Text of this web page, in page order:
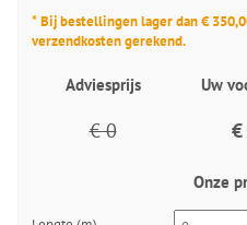
* Bij bestellingen lager dan €
verzendkosten gerekend.
Adviesprijs Uw
€ 0 €
Onze